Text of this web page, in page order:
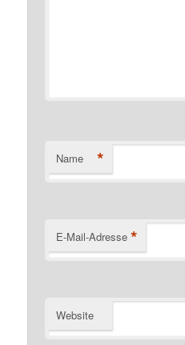
Name *
E-Mail-Adresse *
Website